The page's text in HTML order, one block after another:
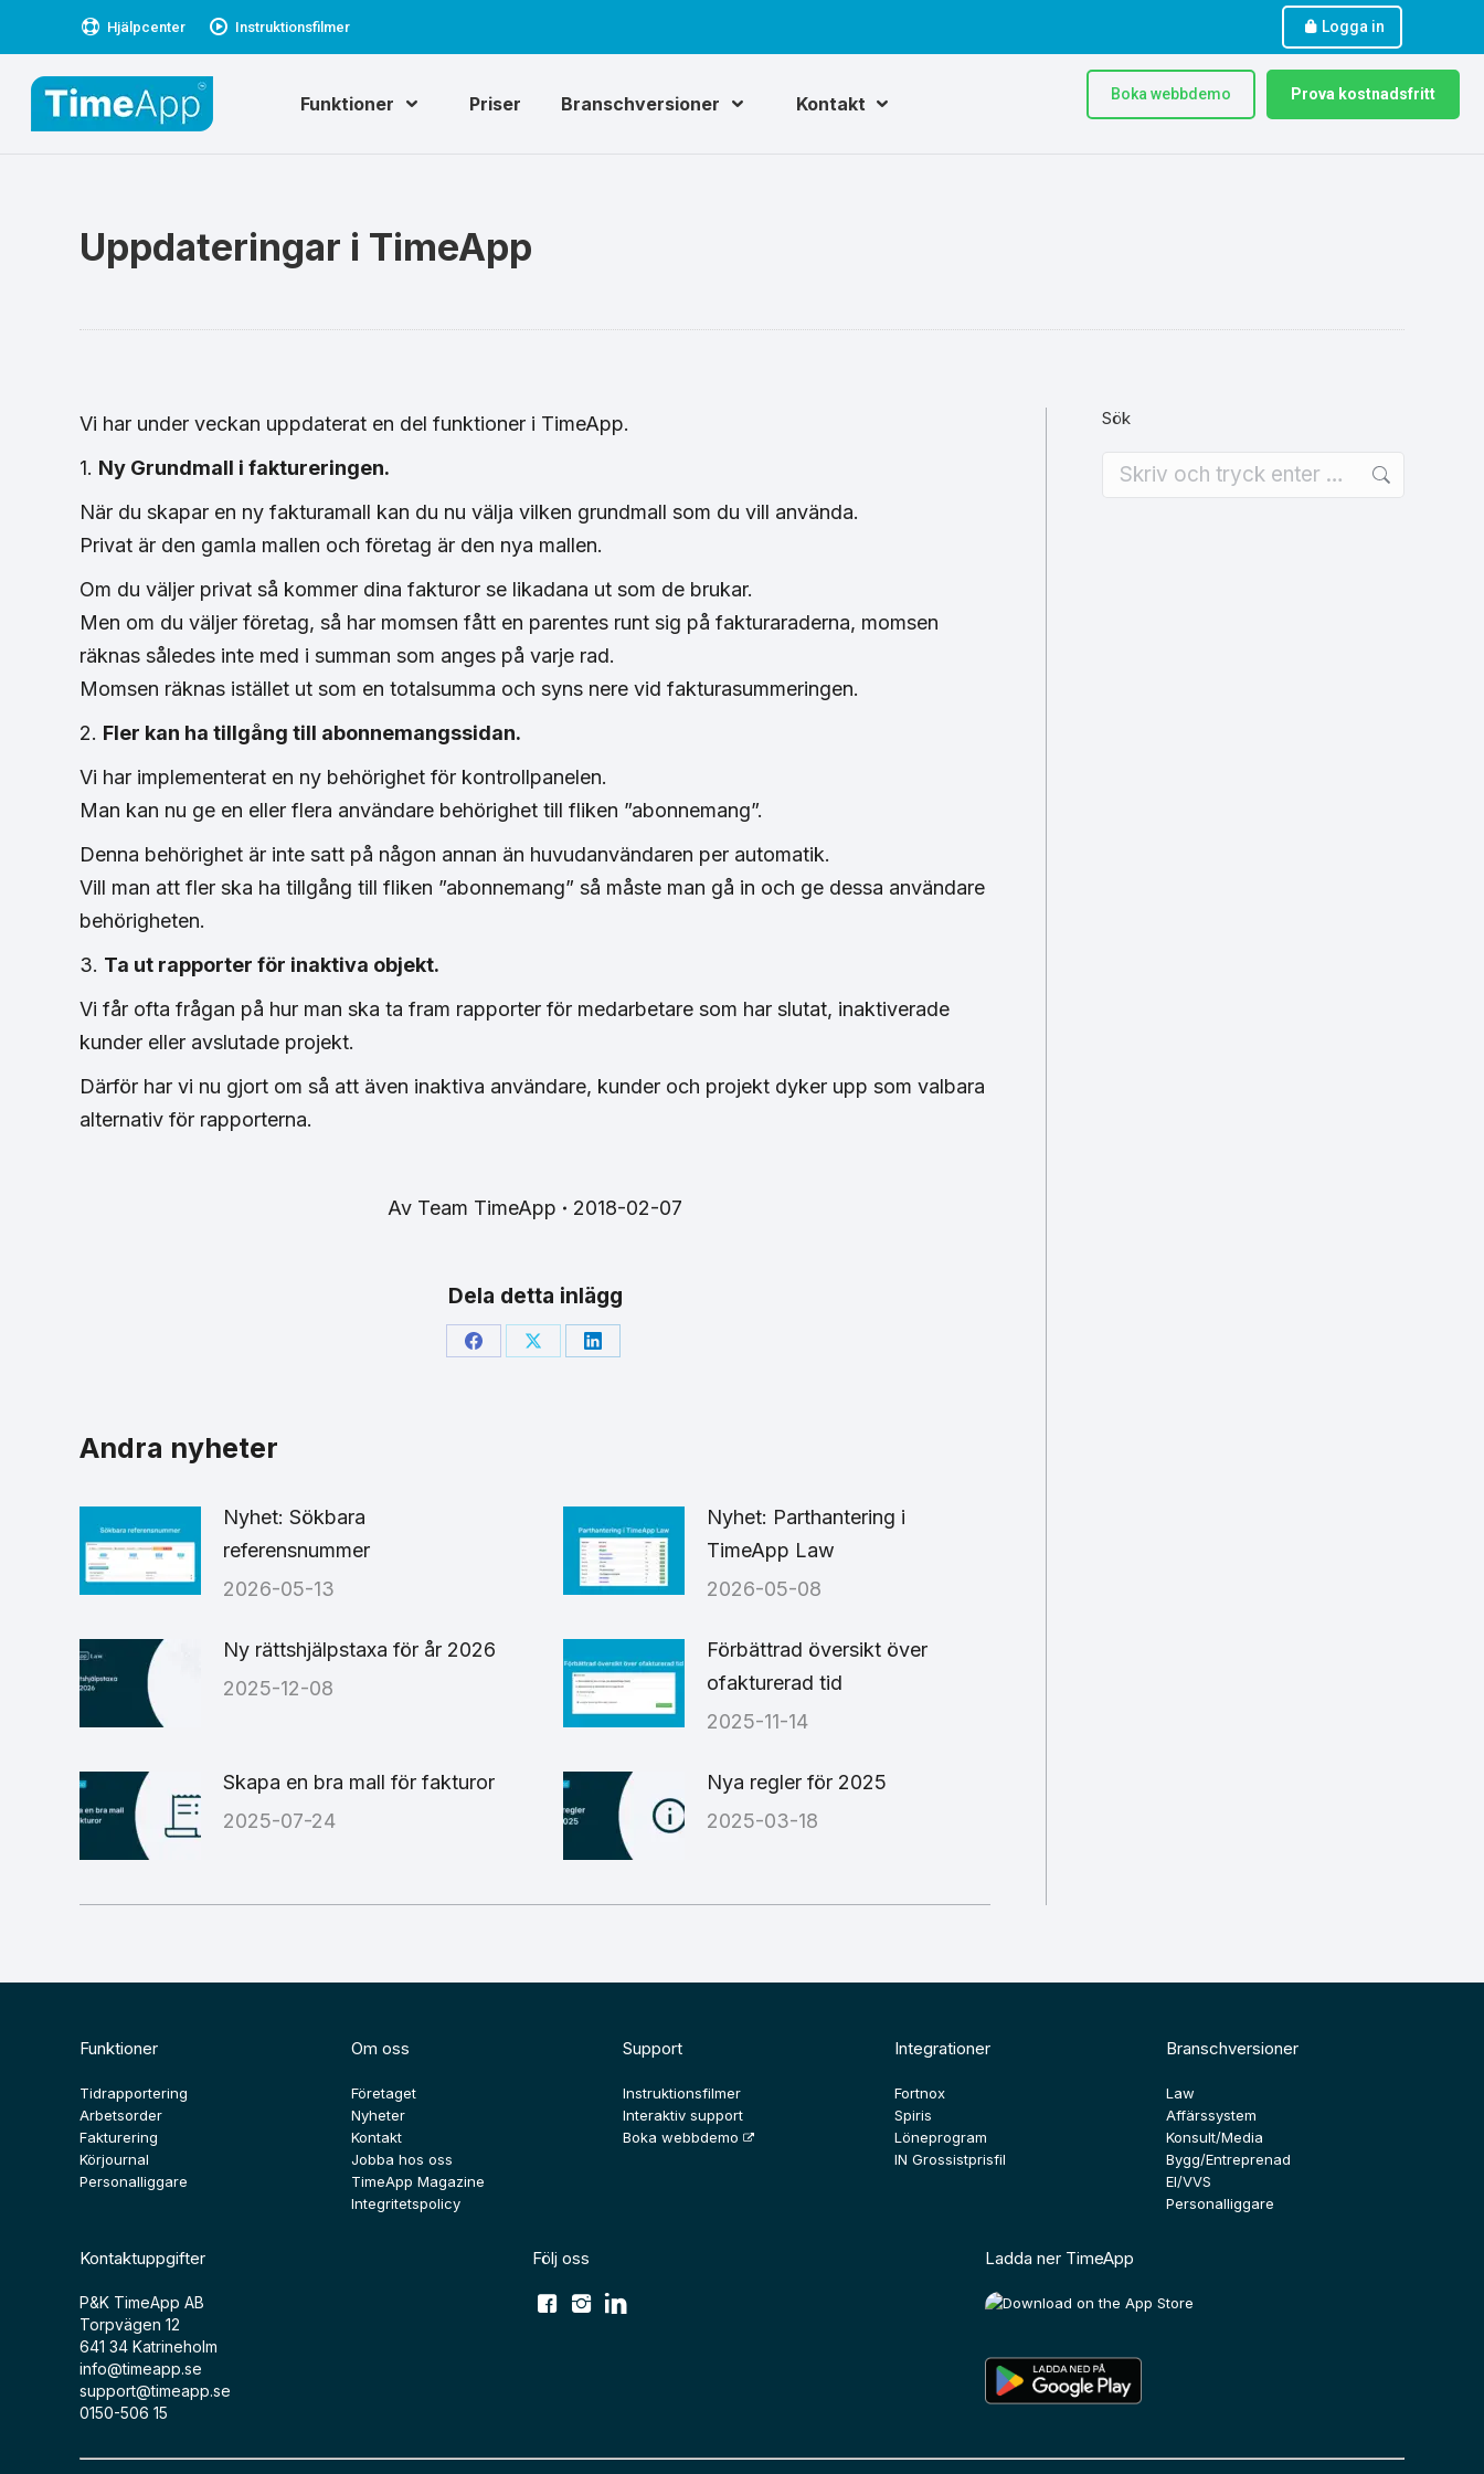
Hjälpcenter Instruktionsfilmer Logga in
Funktioner Priser Branschversioner Kontakt Boka webbdemo Prova kostnadsfritt
Uppdateringar i TimeApp
Vi har under veckan uppdaterat en del funktioner i TimeApp.
1. Ny Grundmall i faktureringen.
När du skapar en ny fakturamall kan du nu välja vilken grundmall som du vill använda.
Privat är den gamla mallen och företag är den nya mallen.
Om du väljer privat så kommer dina fakturor se likadana ut som de brukar.
Men om du väljer företag, så har momsen fått en parentes runt sig på fakturaraderna, momsen
räknas således inte med i summan som anges på varje rad.
Momsen räknas istället ut som en totalsumma och syns nere vid fakturasummeringen.
2. Fler kan ha tillgång till abonnemangssidan.
Vi har implementerat en ny behörighet för kontrollpanelen.
Man kan nu ge en eller flera användare behörighet till fliken ”abonnemang”.
Denna behörighet är inte satt på någon annan än huvudanvändaren per automatik.
Vill man att fler ska ha tillgång till fliken ”abonnemang” så måste man gå in och ge dessa användare
behörigheten.
3. Ta ut rapporter för inaktiva objekt.
Vi får ofta frågan på hur man ska ta fram rapporter för medarbetare som har slutat, inaktiverade
kunder eller avslutade projekt.
Därför har vi nu gjort om så att även inaktiva användare, kunder och projekt dyker upp som valbara
alternativ för rapporterna.
Av Team TimeApp 2018-02-07
Dela detta inlägg
Share Share Share
Andra nyheter
Nyhet: Sökbara
referensnummer
2026-05-13
Nyhet: Parthantering i
TimeApp Law
2026-05-08
Ny rättshjälpstaxa för år 2026
2025-12-08
Förbättrad översikt över
ofakturerad tid
2025-11-14
Skapa en bra mall för fakturor
2025-07-24
Nya regler för 2025
2025-03-18
Sök
Funktioner
Tidrapportering
Arbetsorder
Fakturering
Körjournal
Personalliggare
Om oss
Företaget
Nyheter
Kontakt
Jobba hos oss
TimeApp Magazine
Integritetspolicy
Support
Instruktionsfilmer
Interaktiv support
Boka webbdemo
Integrationer
Fortnox
Spiris
Löneprogram
IN Grossistprisfil
Branschversioner
Law
Affärssystem
Konsult/Media
Bygg/Entreprenad
El/VVS
Personalliggare
Kontaktuppgifter
P&K TimeApp AB
Torpvägen 12
641 34 Katrineholm
info@timeapp.se
support@timeapp.se
0150-506 15
Följ oss Ladda ner TimeApp